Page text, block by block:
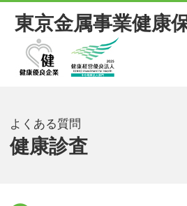
東京金属事業健康
よくある質問
健康診査